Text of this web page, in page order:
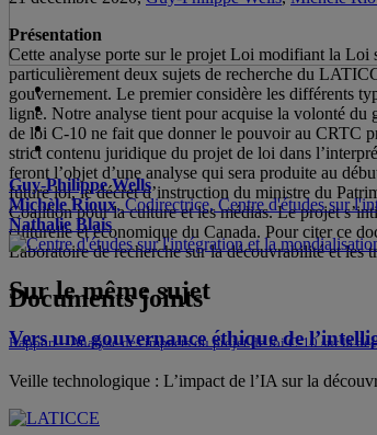
Présentation
Cette analyse porte sur le projet Loi modifiant la Loi
particulièrement deux sujets de recherche du
gouvernement. Le premier considère les différents
ligne. Notre analyse tient pour acquise la volonté du
de loi C-10 ne fait que donner le pouvoir au CRTC
strict contenu juridique du projet de loi dans
feront l’objet d’une analyse qui sera produite au
future loi, le décret d’instruction du ministre du
Coalition pour la culture et les médias. Le projet
culturelle et économique du Canada. Pour citer ce
Laboratoire de recherche sur la découvrabilité et les
Documents joints
Rapport – Analyse des impacts du projet de loi C-10 sur la
Guy-Philippe Wells
Michèle Rioux, Codirectrice, Centre d'études sur
Nathalie Blais
Sur le même sujet
Vers une gouvernance éthique de
Veille technologique : L’impact de l’IA sur la